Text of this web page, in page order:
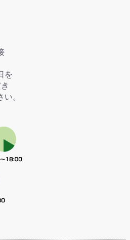
を
。